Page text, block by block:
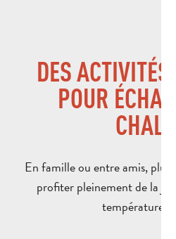
DES ACTIVITÉS
POUR
En famille ou entre amis,
profiter pleinement de la
températures